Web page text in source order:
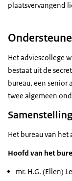
plaatsvervangend
Het adviescollege
bestaat uit de
bureau, een senior
twee algemeen
Het bureau van het
Hoofd van het
mr. H.G. (Ellen)